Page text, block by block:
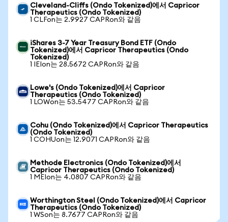
Cleveland-Cliffs (Ondo Tokenized)에서 Capricor
Therapeutics (Ondo Tokenized)
1 CLFon는 2.9927 CAPRon와 같음
iShares 3-7 Year Treasury Bond ETF (Ondo
Tokenized)에서 Capricor Therapeutics (Ondo
Tokenized)
1 IEIon는 28.5672 CAPRon와 같음
Lowe's (Ondo Tokenized)에서 Capricor
Therapeutics (Ondo Tokenized)
1 LOWon는 53.5477 CAPRon와 같음
Cohu (Ondo Tokenized)에서 Capricor Therapeutics
(Ondo Tokenized)
1 COHUon는 12.9071 CAPRon와 같음
Methode Electronics (Ondo Tokenized)에서
Capricor Therapeutics (Ondo Tokenized)
1 MEIon는 4.0807 CAPRon와 같음
Worthington Steel (Ondo Tokenized)에서 Capricor
Therapeutics (Ondo Tokenized)
1 WSon는 8.7677 CAPRon와 같음